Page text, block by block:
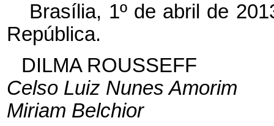
Brasília, 1º de abril de
República.
DILMA ROUSSEFF
Celso Luiz Nunes Amorim
Miriam Belchior